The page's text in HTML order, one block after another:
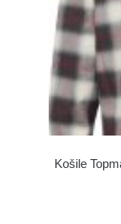
Košile